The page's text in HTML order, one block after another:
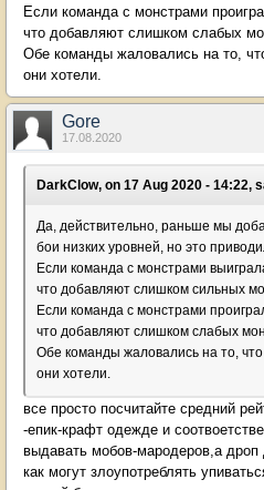
Если команда с монстрами
что добавляют слишком слабых
Обе команды жаловались на то,
они хотели.
Gore
17.08.2020
DarkClow, on 17 Aug 2020 - 14:22,
Да, действительно, раньше мы
бои низких уровней, но это
Если команда с монстрами
что добавляют слишком сильных
Если команда с монстрами
что добавляют слишком слабых
Обе команды жаловались на то,
они хотели.
все просто посчитайте средний
-епик-крафт одежде и
выдавать мобов-мародеров,а
как могут злоупотреблять